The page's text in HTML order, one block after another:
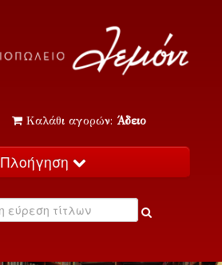
Καλάθι αγορών: Άδειο
Πλοήγηση